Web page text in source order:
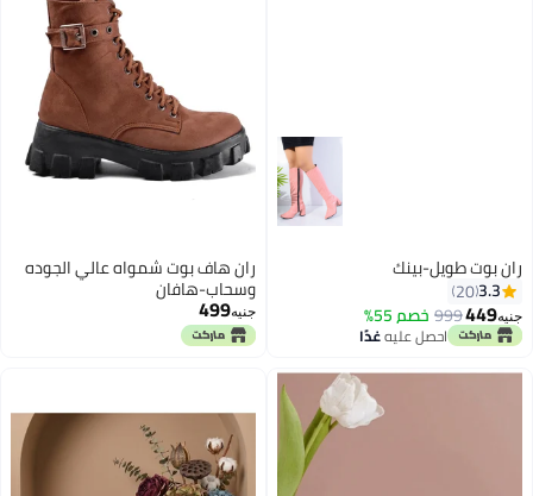
6
ران بوت طويل-بينك
3.3
20
جنيه449
999 خصم 55%
احصل عليهغدًا 2
ران هاف بوت شمواه عالي الجوده
وسحاب-هافان
جنيه499